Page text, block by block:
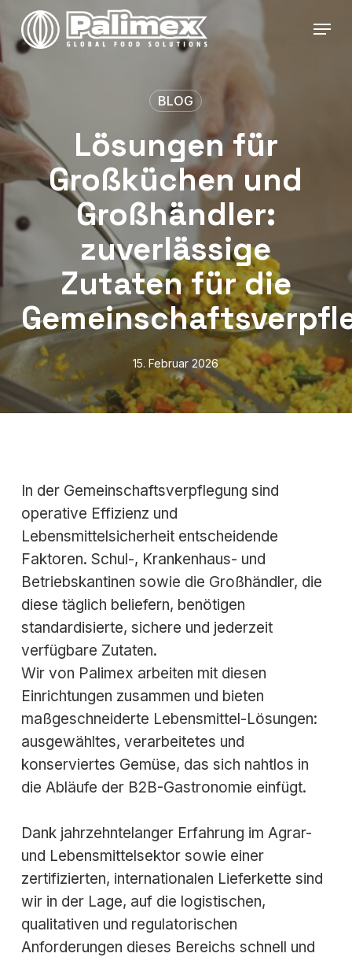
Skip
to
main
content
Menu
BLOG
Lösungen für
Großküchen und
Großhändler:
zuverlässige
Zutaten für die
15. Februar 2026
In der Gemeinschaftsverpflegung sind
operative Effizienz und
Lebensmittelsicherheit entscheidende
Faktoren. Schul-, Krankenhaus- und
Betriebskantinen sowie die Großhändler, die
diese täglich beliefern, benötigen
standardisierte, sichere und jederzeit
verfügbare Zutaten.
Wir von Palimex arbeiten mit diesen
Einrichtungen zusammen und bieten
maßgeschneiderte Lebensmittel-Lösungen:
ausgewähltes, verarbeitetes und
konserviertes Gemüse, das sich nahtlos in
die Abläufe der B2B-Gastronomie einfügt.
Dank jahrzehntelanger Erfahrung im Agrar-
und Lebensmittelsektor sowie einer
zertifizierten, internationalen Lieferkette sind
wir in der Lage, auf die logistischen,
qualitativen und regulatorischen
Anforderungen dieses Bereichs schnell und